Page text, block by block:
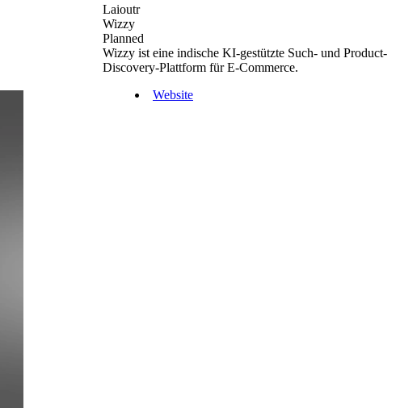
Laioutr
Wizzy
Planned
Wizzy ist eine indische KI-gestützte Such- und Product-
Discovery-Plattform für E-Commerce.
Website